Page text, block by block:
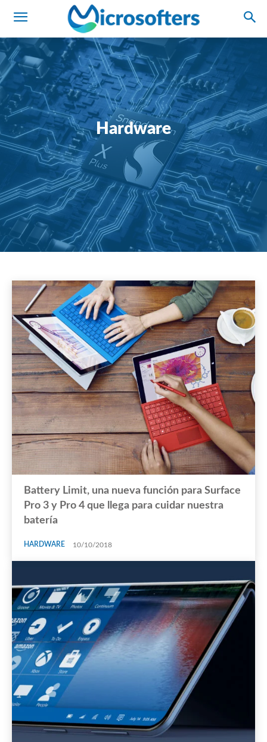
Hardware
Análisis Microsoft
Battery Limit, una nueva función para Surface
Pro 3 y Pro 4 que llega para cuidar nuestra
batería
HARDWARE 10/10/2018